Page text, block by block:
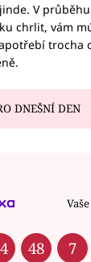
V průběhu
chrlit, vám
trocha
DNEŠNÍ DEN
48 7